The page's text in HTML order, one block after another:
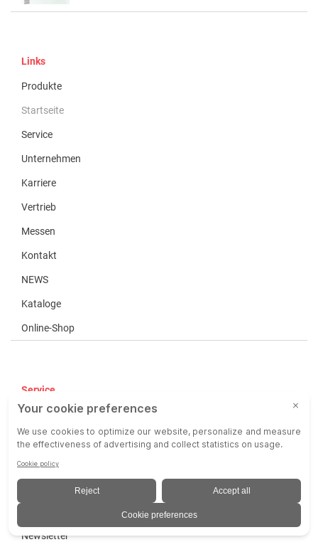
Links
Produkte
Startseite
Service
Unternehmen
Karriere
Vertrieb
Messen
Kontakt
NEWS
Kataloge
Online-Shop
Service
AGB
AEB
Haftung
Newsletter